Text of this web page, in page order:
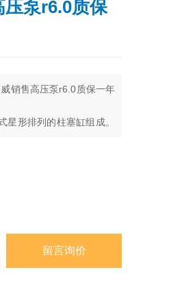
压泵r6.0质保
销售高压泵r6.0质保一年
星形排列的柱塞缸组成。
台通过法兰和联轴器与泵
留言询价